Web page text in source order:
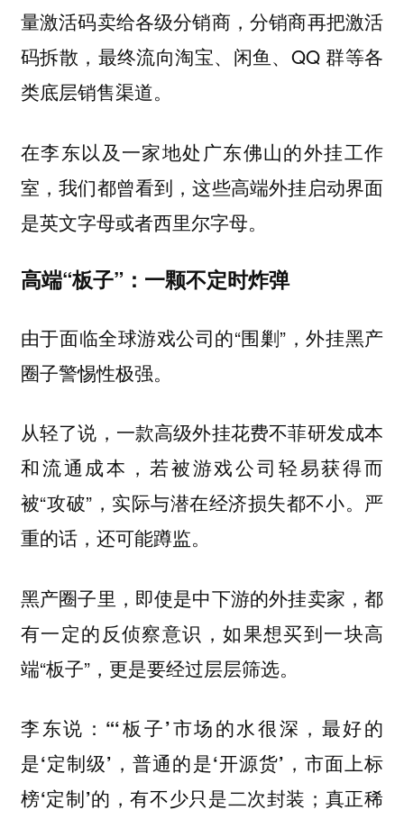
量激活码卖给各级分销商，分销商再把激活
码拆散，最终流向淘宝、闲鱼、QQ 群等各
类底层销售渠道。
在李东以及一家地处广东佛山的外挂工作
室，我们都曾看到，这些高端外挂启动界面
是英文字母或者西里尔字母。
高端“板子”：一颗不定时炸弹
由于面临全球游戏公司的“围剿”，外挂黑产
圈子警惕性极强。
从轻了说，一款高级外挂花费不菲研发成本
和流通成本，若被游戏公司轻易获得而
被“攻破”，实际与潜在经济损失都不小。严
重的话，还可能蹲监。
黑产圈子里，即使是中下游的外挂卖家，都
有一定的反侦察意识，如果想买到一块高
端“板子”，更是要经过层层筛选。
李东说：“‘板子’市场的水很深，最好的
是‘定制级’，普通的是‘开源货’，市面上标
榜‘定制’的，有不少只是二次封装；真正稀